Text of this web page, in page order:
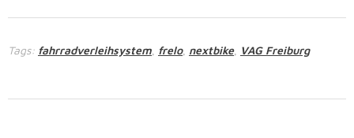
Tags: fahrradverleihsystem frelo, nextbike, VAG Freiburg